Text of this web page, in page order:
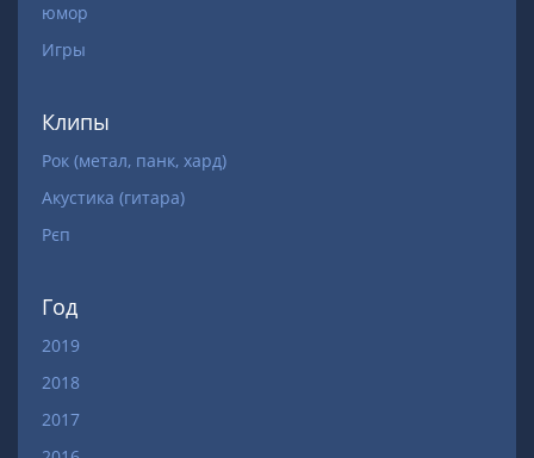
юмор
Игры
Клипы
Рок (метал, панк, хард)
Акустика (гитара)
Рєп
Год
2019
2018
2017